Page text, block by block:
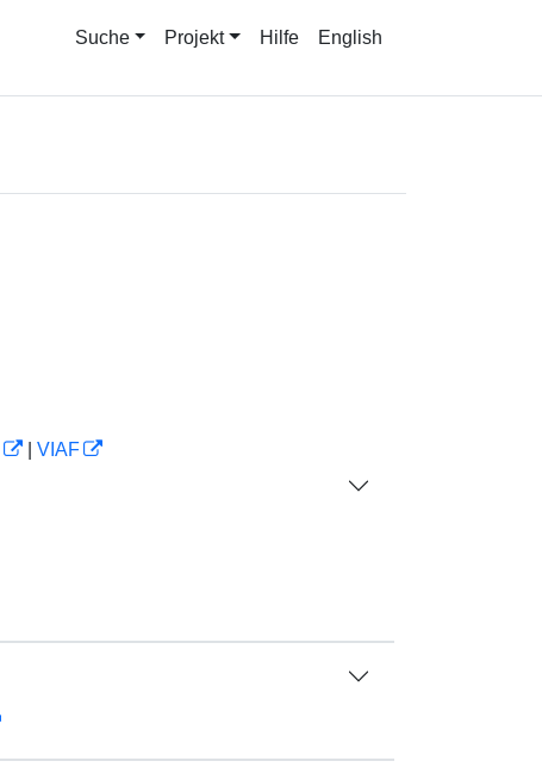
Suche Projekt Hilfe English
VIAF